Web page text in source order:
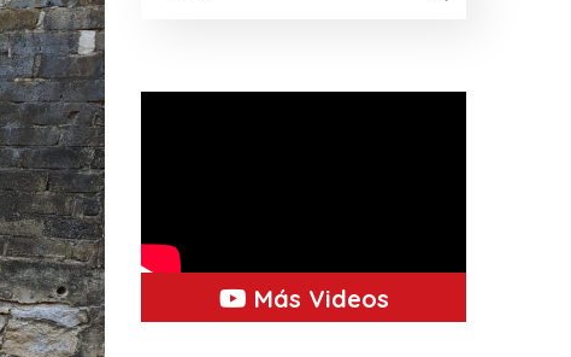
Más Videos